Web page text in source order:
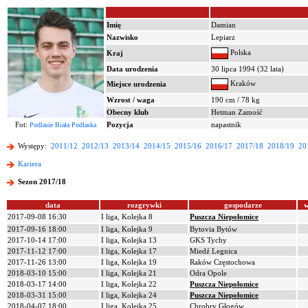
Imię
Damian
Nazwisko
Lepiarz
Kraj
Polska
Data urodzenia
30 lipca 1994 (32 lata)
Miejsce urodzenia
Kraków
Wzrost / waga
190 cm / 78 kg
Obecny klub
Hetman Zamość
Fot: Podlasie Biała Podlaska Pozycja napastnik
Występy: 2011/12 2012/13 2013/14 2014/15 2015/16 2016/17 2017/18 2018/19
Kariera
Sezon 2017/18
data rozgrywki gospodarze
2017-09-08 16:30
I liga, Kolejka 8
Puszcza Niepołomice
2017-09-16 18:00
I liga, Kolejka 9
Bytovia Bytów
2017-10-14 17:00
I liga, Kolejka 13
GKS Tychy
2017-11-12 17:00
I liga, Kolejka 17
Miedź Legnica
2017-11-26 13:00
I liga, Kolejka 19
Raków Częstochowa
2018-03-10 15:00
I liga, Kolejka 21
Odra Opole
2018-03-17 14:00
I liga, Kolejka 22
Puszcza Niepołomice
2018-03-31 15:00
I liga, Kolejka 24
Puszcza Niepołomice
2018-04-07 18:00
I liga, Kolejka 25 Chrobry Głogów